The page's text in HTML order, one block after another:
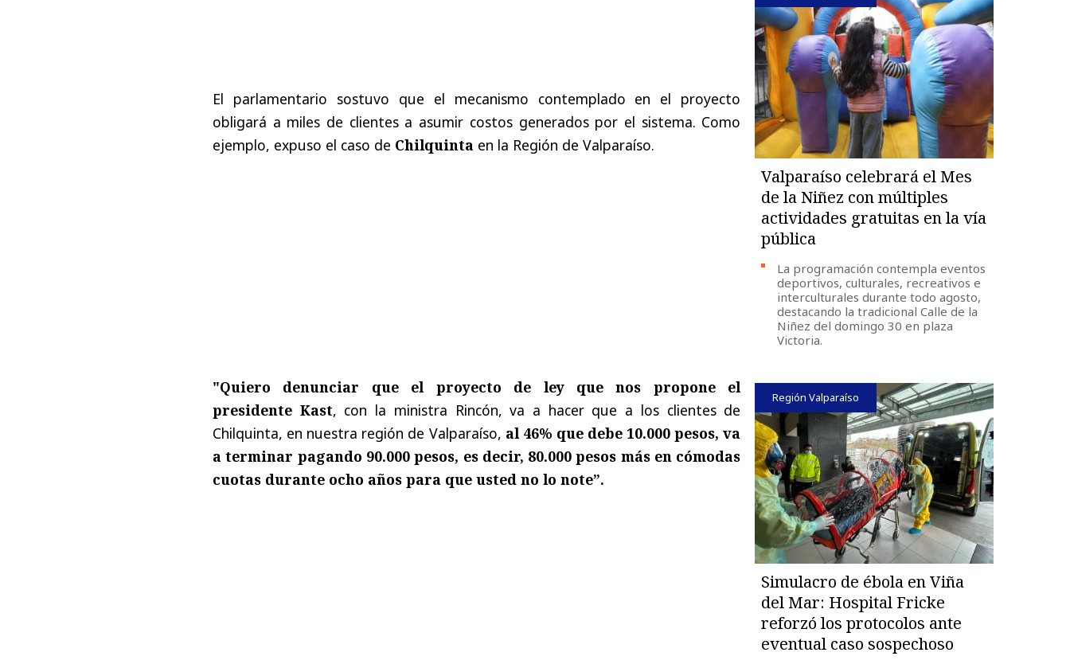
El parlamentario sostuvo que el mecanismo contemplado en el proyecto
obligará a miles de clientes a asumir costos generados por el sistema. Como
ejemplo, expuso el caso de Chilquinta en la Región de Valparaíso.
"Quiero denunciar que el proyecto de ley que nos propone el
presidente Kast, con la ministra Rincón, va a hacer que a los clientes de
Chilquinta, en nuestra región de Valparaíso, al 46% que debe 10.000 pesos, va
a terminar pagando 90.000 pesos, es decir, 80.000 pesos más en cómodas
cuotas durante ocho años para que usted no lo note”.
Valparaíso celebrará el Mes
de la Niñez con múltiples
actividades gratuitas en la vía
pública
La programación contempla eventos
deportivos, culturales, recreativos e
interculturales durante todo agosto,
destacando la tradicional Calle de la
Niñez del domingo 30 en plaza
Victoria.
Región Valparaíso
Simulacro de ébola en Viña
del Mar: Hospital Fricke
reforzó los protocolos ante
eventual caso sospechoso